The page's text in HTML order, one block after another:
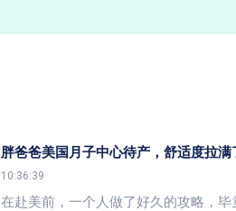
胖爸爸美国月子中心待产，舒适度拉满
10:36:39
在赴美前，一个人做了好久的攻略，